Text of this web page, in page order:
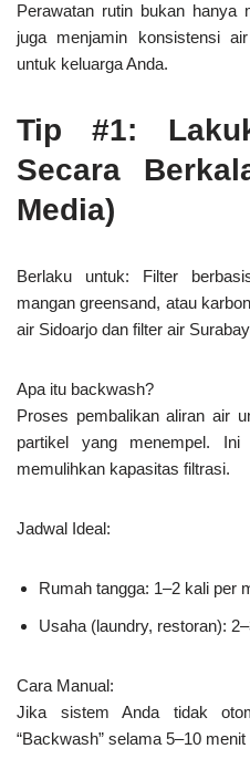
Perawatan rutin bukan hanya
juga menjamin konsistensi
untuk keluarga Anda.
Tip #1:
Secara
Media)
Berlaku untuk: Filter
mangan greensand, atau
air Sidoarjo dan filter air
Apa itu backwash?
Proses pembalikan aliran air
partikel yang menempel. Ini
memulihkan kapasitas filtrasi.
Jadwal Ideal:
Rumah tangga: 1–2 kali per
Usaha (laundry, restoran):
Cara Manual:
Jika sistem Anda tidak
“Backwash” selama 5–10